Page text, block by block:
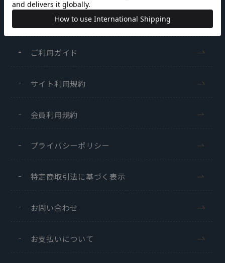
会社概要
東京シャツに
ついて
採用情報 店舗検索
ご利用ガイド
サイト利用規約
会員利用規約
プライバシーポリシー
特定商取引法に基づく表示
お問い合わせ
お支払いについて